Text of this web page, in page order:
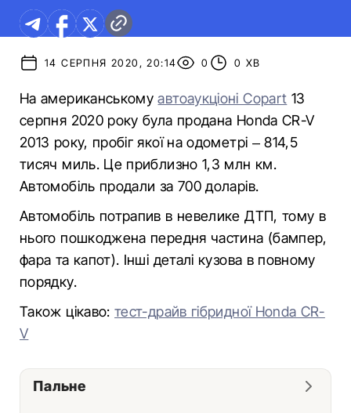
14 СЕРПНЯ 2020, 20:14 0 0 ХВ
На американськомуавтоаукціоні Copart 13
серпня 2020 року була продана Honda CR-V
2013 року, пробіг якої на одометрі – 814,5
тисяч миль. Це приблизно 1,3 млн км.
Автомобіль продали за 700 доларів.
Автомобіль потрапив в невелике ДТП, тому в
нього пошкоджена передня частина (бампер,
фара та капот). Інші деталі кузова в повному
порядку.
Також цікаво:тест-драйв гібридної Honda CR-
V
Пальне